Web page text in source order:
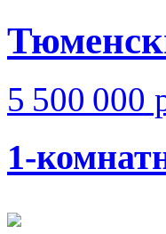
5 500 000
1-